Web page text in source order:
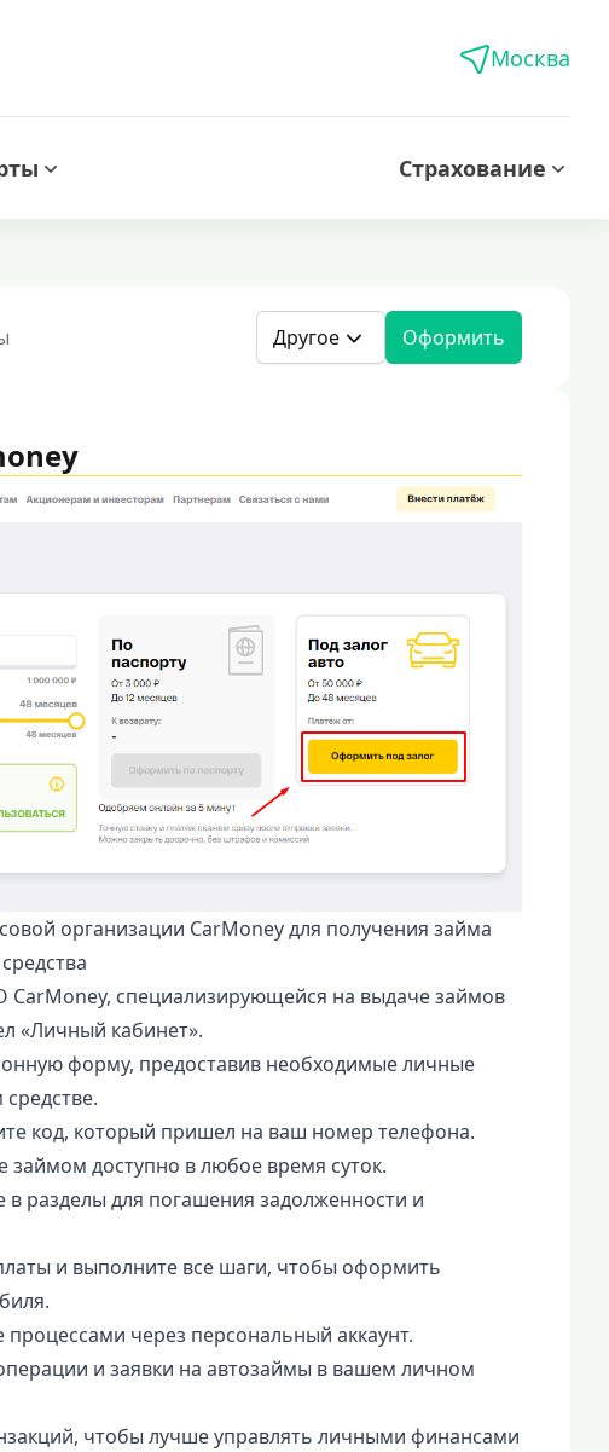
Москва
Страхование
Другое Оформить
организации CarMoney для получения займа
специализирующейся на выдаче займов
«Личный кабинет».
форму, предоставив необходимые личные
код, который пришел на ваш номер телефона.
займом доступно в любое время суток.
разделы для погашения задолженности и
и выполните все шаги, чтобы оформить
процессами через персональный аккаунт.
и заявки на автозаймы в вашем личном
чтобы лучше управлять личными финансами